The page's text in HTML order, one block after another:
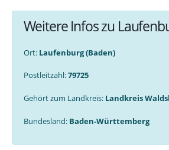
Weitere Infos zu
Ort: Laufenburg (Baden)
Postleitzahl:79725
Gehört zum Landkreis: Landkreis
Bundesland: Baden-Württemberg